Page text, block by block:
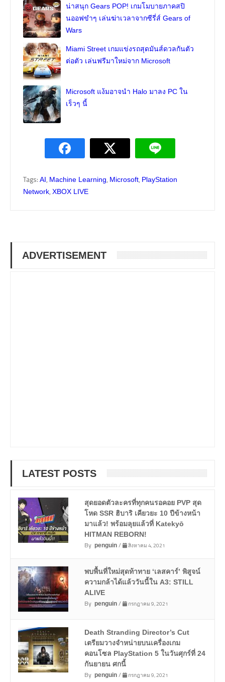
น่าสนุก Gears POP! เกมโมบายภาคสปิ
นออฟขำๆ เล่นฆ่าเวลาจากซีรี่ส์ Gears of
Wars
Miami Street เกมแข่งรถสุดมันส์ดวลกันตัว
ต่อตัว เล่นฟรีมาใหม่จาก Microsoft
Microsoft แง้มอาจนำ Halo มาลง PC ใน
เร็วๆ นี้
Tags: AI, Machine Learning, Microsoft, PlayStation
Network, XBOX LIVE
ADVERTISEMENT
LATEST POSTS
สุดยอดตัวละครที่ทุกคนรอคอย PVP สุด
โหด SSR ฮิบาริ เคียวยะ 10 ปีข้างหน้า
มาแล้ว! พร้อมลุยแล้วที่ Katekyō
HITMAN REBORN!
By penguin/ สิงหาคม 4, 2021
พบพื้นที่ใหม่สุดท้าทาย ‘เลสคาร์’ พิสูจน์
ความกล้าได้แล้ววันนี้ใน A3: STILL
ALIVE
By penguin/ กรกฎาคม 9, 2021
Death Stranding Director’s Cut
เตรียมวางจำหน่ายบนเครื่องเกม
คอนโซล PlayStation 5 ในวันศุกร์ที่ 24
กันยายน ศกนี้
By penguin/ กรกฎาคม 9, 2021